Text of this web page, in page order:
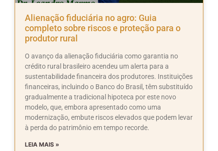
Alienação fiduciária no agro: Guia
completo sobre riscos e proteção para o
produtor rural
O avanço da alienação fiduciária como garantia no
crédito rural brasileiro acendeu um alerta para a
sustentabilidade financeira dos produtores. Instituições
financeiras, incluindo o Banco do Brasil, têm substituído
gradualmente a tradicional hipoteca por este novo
modelo, que, embora apresentado como uma
modernização, embute riscos elevados que podem levar
à perda do patrimônio em tempo recorde.
LEIA MAIS »